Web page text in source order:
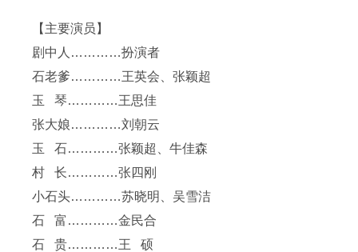
【主要演员】
剧中人…………扮演者
石老爹…………王英会、张颖超
玉 琴…………王思佳
张大娘…………刘朝云
玉 石…………张颖超、牛佳森
村 长…………张四刚
小石头…………苏晓明、吴雪洁
石 富…………金民合
石 贵…………王 硕